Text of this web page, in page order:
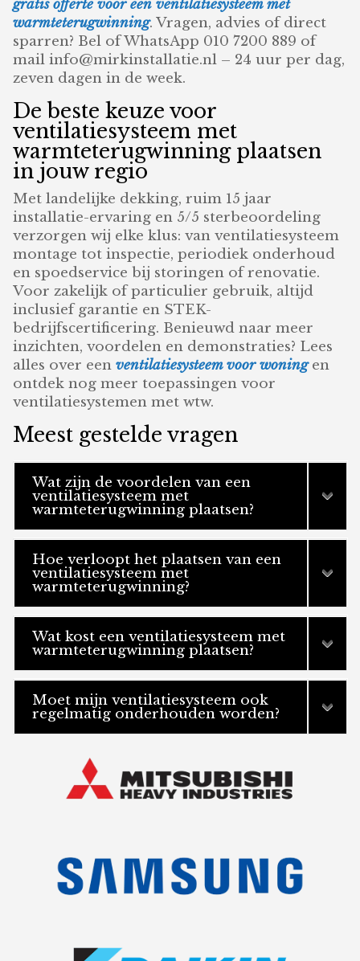
gratis offerte voor een ventilatiesysteem met
warmteterugwinning. Vragen, advies of direct
sparren? Bel of WhatsApp 010 7200 889 of
mail info@mirkinstallatie.nl – 24 uur per dag,
zeven dagen in de week.
De beste keuze voor
ventilatiesysteem met
warmteterugwinning plaatsen
in jouw regio
Met landelijke dekking, ruim 15 jaar
installatie-ervaring en 5/5 sterbeoordeling
verzorgen wij elke klus: van ventilatiesysteem
montage tot inspectie, periodiek onderhoud
en spoedservice bij storingen of renovatie.
Voor zakelijk of particulier gebruik, altijd
inclusief garantie en STEK-
bedrijfscertificering. Benieuwd naar meer
inzichten, voordelen en demonstraties? Lees
alles over eenventilatiesysteem voor woningen
ontdek nog meer toepassingen voor
ventilatiesystemen met wtw.
Meest gestelde vragen
Wat zijn de voordelen van een
ventilatiesysteem met
warmteterugwinning plaatsen?
Hoe verloopt het plaatsen van een
ventilatiesysteem met
warmteterugwinning?
Wat kost een ventilatiesysteem met
warmteterugwinning plaatsen?
Moet mijn ventilatiesysteem ook
regelmatig onderhouden worden?